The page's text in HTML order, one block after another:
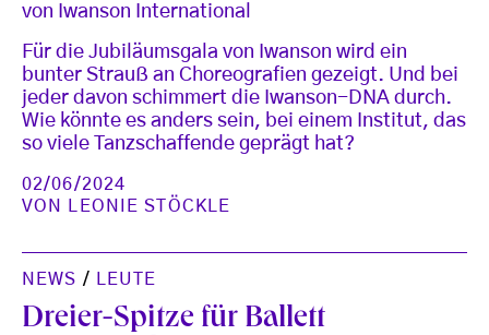
von Iwanson International
Für die Jubiläumsgala von Iwanson wird ein
bunter Strauß an Choreografien gezeigt. Und bei
jeder davon schimmert die Iwanson-DNA durch.
Wie könnte es anders sein, bei einem Institut, das
so viele Tanzschaffende geprägt hat?
02/06/2024
VON
LEONIE STÖCKLE
NEWS / LEUTE
Dreier-Spitze für Ballett